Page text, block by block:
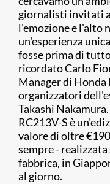
giornalisti invitati
l'emozione e l'alto
un'esperienza
fosse prima di
ricordato Carlo
Manager di
organizzatori
Takashi
RC213V-S è
valore di oltre
sempre -
fabbrica, in
al giorno.